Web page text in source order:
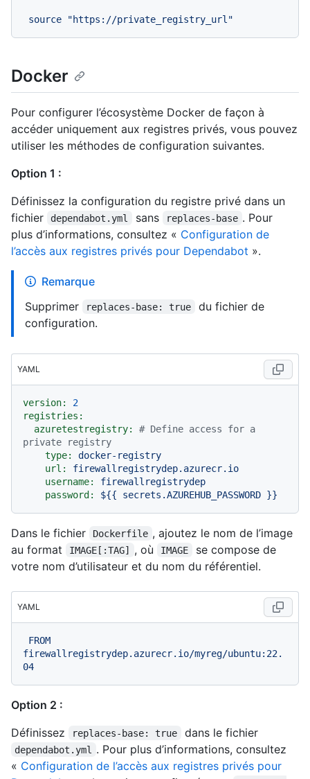
source "https://private_registry_url"
Docker
Pour configurer l’écosystème Docker de façon à
accéder uniquement aux registres privés, vous pouvez
utiliser les méthodes de configuration suivantes.
Option 1 :
Définissez la configuration du registre privé dans un
fichier
dependabot.yml sans replaces-base . Pour
plus d’informations, consultez « Configuration de
l’accès aux registres privés pour Dependabot ».
Remarque
Supprimer
replaces-base: true
du fichier de
configuration.
YAML
version:
2
registries:
azuretestregistry:
# Define access for a
private registry
type:
docker-registry
url:
firewallregistrydep.azurecr.io
username:
firewallregistrydep
password:
${{ secrets.AZUREHUB_PASSWORD }}
Dans le fichier Dockerfile , ajoutez le nom de l’image
au format
IMAGE[:TAG] , où IMAGE
se compose de
votre nom d’utilisateur et du nom du référentiel.
YAML
FROM
firewallregistrydep.azurecr.io/myreg/ubuntu:22.
04
Option 2 :
Définissez
replaces-base: true dans le fichier
dependabot.yml
. Pour plus d’informations, consultez
« Configuration de l’accès aux registres privés pour